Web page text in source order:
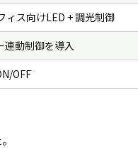
ス向けLED + 調光制御
連動制御を導入
OFF